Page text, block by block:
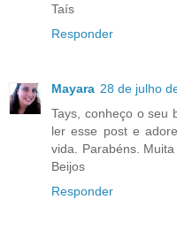
Taís
Responder
Mayara 28 de julho
Tays, conheço o seu
ler esse post e
vida. Parabéns.
Beijos
Responder